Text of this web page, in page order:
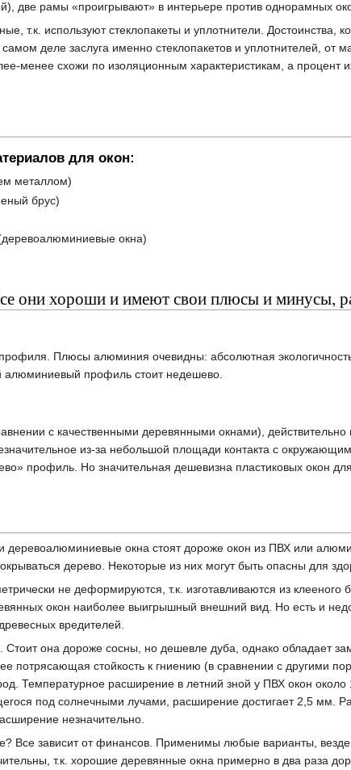
две рамы «проигрывают» в интерьере против однорамных
т.к. используют стеклопакеты и уплотнители. Достоинства,
деле заслуга именно стеклопакетов и уплотнителей, от
менее схожи по изоляционным характеристикам, а процент
для окон:
металлом)
брус)
окна)
они хороши и имеют свои плюсы и минусы,
Плюсы алюминия очевидны: абсолютная
профиль стоит недешево.
с качественными деревянными окнами),
из-за небольшой площади контакта с
профиль. Но значительная дешевизна пластиковых окон
деревоалюминиевые окна стоят дороже окон из ПВХ или
дерево. Некоторые из них могут быть опасны для
не деформируются, т.к. изготавливаются из
окон наиболее выигрышный внешний вид. Но есть и
вредителей.
Стоит она дороже сосны, но дешевле дуба, однако обладает
потрясающая стойкость к гниению (в сравнении с другими
Температурное расширение в летний зной у ПВХ окон
под солнечными лучами, расширение достигает 2,5 мм.
незначительно.
Все зависит от финансов. Применимы любые варианты,
т.к. хорошие деревянные окна примерно в два раза